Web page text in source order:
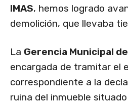
IMAS, hemos logrado
demolición, que llevaba
La Gerencia Municipal
encargada de tramitar el
correspondiente a la
ruina del inmueble